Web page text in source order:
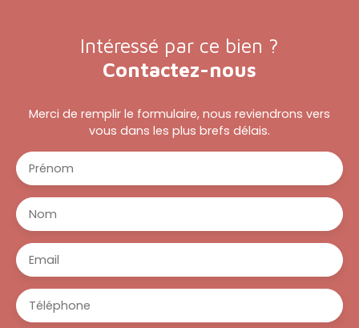
Intéressé par ce bien ?
Contactez-nous
Merci de remplir le formulaire, nous reviendrons vers
vous dans les plus brefs délais.
Prénom
Nom
Email
Téléphone